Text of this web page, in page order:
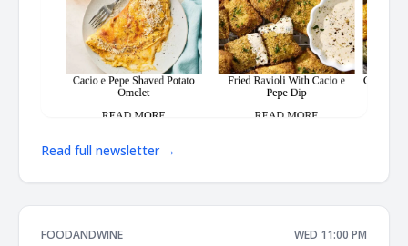
Read full newsletter →
FOODANDWINE WED 11:00 PM